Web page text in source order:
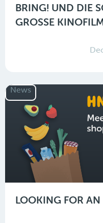
BRING! UND DIE
GROSSE
News
LOOKING FOR AN